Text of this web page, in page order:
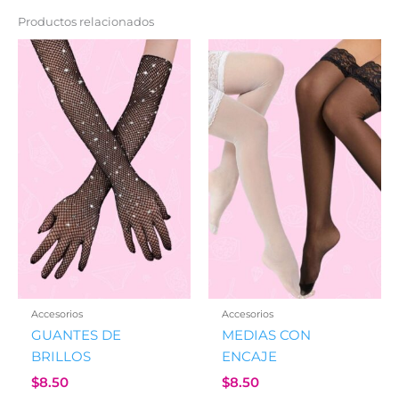
Productos relacionados
Accesorios
GUANTES DE
BRILLOS
$8.50
Accesorios
MEDIAS CON
ENCAJE
$8.50